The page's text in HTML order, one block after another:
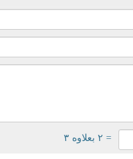
= ۲ بعلاوه ۳